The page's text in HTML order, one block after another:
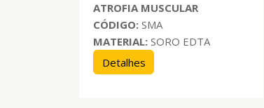
ATROFIA MUSCULAR
CÓDIGO:SMA
MATERIAL: SORO EDTA
Detalhes